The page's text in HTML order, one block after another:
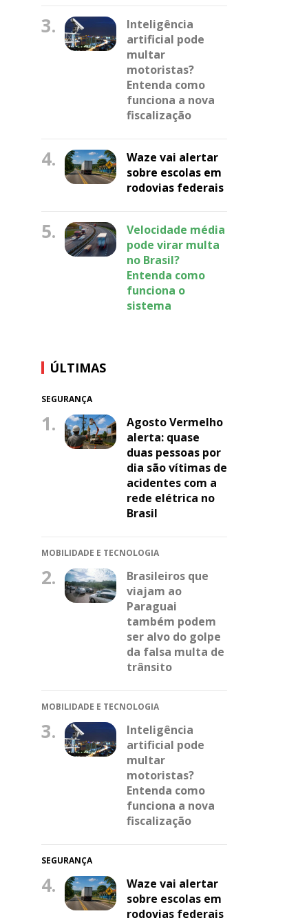
3.
Inteligência
artificial pode
multar
motoristas?
Entenda como
funciona a nova
fiscalização
4.
Waze vai alertar
sobre escolas em
rodovias federais
5.
Velocidade média
pode virar multa
no Brasil?
Entenda como
funciona o
sistema
ÚLTIMAS
SEGURANÇA
1.
Agosto Vermelho
alerta: quase
duas pessoas por
dia são vítimas de
acidentes com a
rede elétrica no
Brasil
MOBILIDADE E TECNOLOGIA
2.
Brasileiros que
viajam ao
Paraguai
também podem
ser alvo do golpe
da falsa multa de
trânsito
MOBILIDADE E TECNOLOGIA
3.
Inteligência
artificial pode
multar
motoristas?
Entenda como
funciona a nova
fiscalização
SEGURANÇA
4.
Waze vai alertar
sobre escolas em
rodovias federais